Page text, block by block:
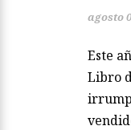
agosto
Este
Libro